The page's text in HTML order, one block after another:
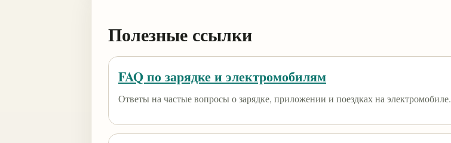
Полезные ссылки
FAQ по зарядке и электромобилям
Ответы на частые вопросы о зарядке, приложении и поездках на электромобиле.